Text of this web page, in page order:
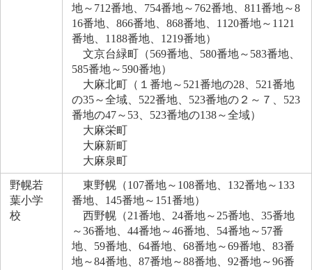
地～712番地、754番地～762番地、811番地～8
16番地、866番地、868番地、1120番地～1121
番地、1188番地、1219番地）
文京台緑町（569番地、580番地～583番地、
585番地～590番地）
大麻北町（１番地～521番地の28、521番地
の35～全域、522番地、523番地の２～７、523
番地の47～53、523番地の138～全域）
大麻栄町
大麻新町
大麻泉町
野幌若
葉小学
校
東野幌（107番地～108番地、132番地～133
番地、145番地～151番地）
西野幌（21番地、24番地～25番地、35番地
～36番地、44番地～46番地、54番地～57番
地、59番地、64番地、68番地～69番地、83番
地～84番地、87番地～88番地、92番地～96番